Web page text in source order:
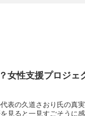
女性支援プロジェ
表の久道さおり氏の真
見ると一見すごそうに